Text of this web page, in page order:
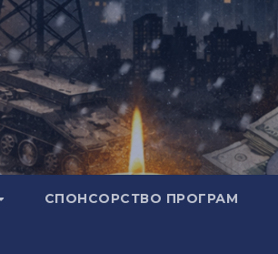
СПОНСОРСТВО ПРОГРАМ